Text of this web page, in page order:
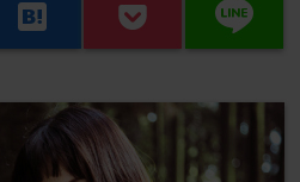
hatenabookmark line